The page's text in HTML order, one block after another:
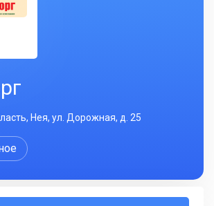
Нея, ул. Дорожная, д. 25